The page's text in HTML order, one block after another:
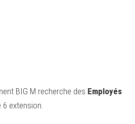
BIG M recherche des Employés
6 extension.